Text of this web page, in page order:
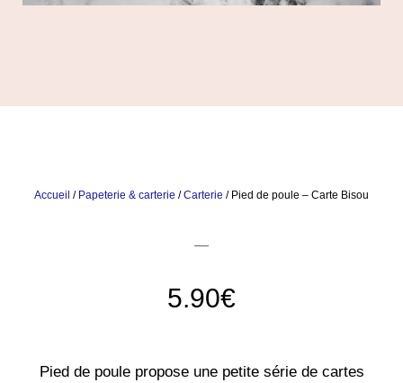
Accueil / Papeterie & carterie /Carterie / Pied de poule – Carte Bisou
5.90€
Pied de poule propose une petite série de cartes